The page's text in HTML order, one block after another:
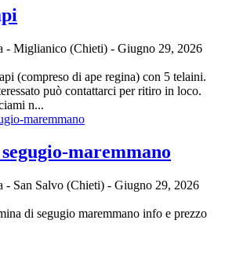
- Miglianico (Chieti) - Giugno 29, 2026
(compreso di ape regina) con 5 telaini.
può contattarci per ritiro in loco.
n...
maremmano
- San Salvo (Chieti) - Giugno 29, 2026
di segugio maremmano info e prezzo